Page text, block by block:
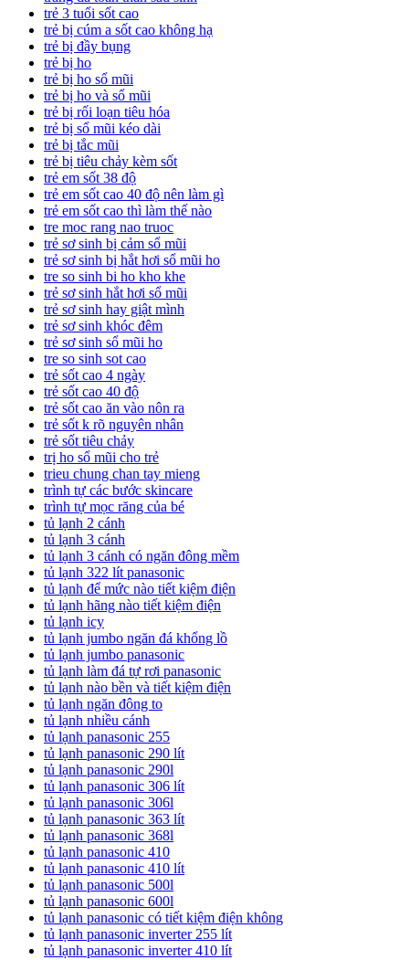
trẻ 3 tuổi sốt cao
trẻ bị cúm a sốt cao không hạ
trẻ bị đầy bụng
trẻ bị ho
trẻ bị ho sổ mũi
trẻ bị ho và sổ mũi
trẻ bị rối loạn tiêu hóa
trẻ bị sổ mũi kéo dài
trẻ bị tắc mũi
trẻ bị tiêu chảy kèm sốt
trẻ em sốt 38 độ
trẻ em sốt cao 40 độ nên làm gì
trẻ em sốt cao thì làm thế nào
tre moc rang nao truoc
trẻ sơ sinh bị cảm sổ mũi
trẻ sơ sinh bị hắt hơi sổ mũi ho
tre so sinh bi ho kho khe
trẻ sơ sinh hắt hơi sổ mũi
trẻ sơ sinh hay giật mình
trẻ sơ sinh khóc đêm
trẻ sơ sinh sổ mũi ho
tre so sinh sot cao
trẻ sốt cao 4 ngày
trẻ sốt cao 40 độ
trẻ sốt cao ăn vào nôn ra
trẻ sốt k rõ nguyên nhân
trẻ sốt tiêu chảy
trị ho sổ mũi cho trẻ
trieu chung chan tay mieng
trình tự các bước skincare
trình tự mọc răng của bé
tủ lạnh 2 cánh
tủ lạnh 3 cánh
tủ lạnh 3 cánh có ngăn đông mềm
tủ lạnh 322 lít panasonic
tủ lạnh để mức nào tiết kiệm điện
tủ lạnh hãng nào tiết kiệm điện
tủ lạnh icy
tủ lạnh jumbo ngăn đá khổng lồ
tủ lạnh jumbo panasonic
tủ lạnh làm đá tự rơi panasonic
tủ lạnh nào bền và tiết kiệm điện
tủ lạnh ngăn đông to
tủ lạnh nhiều cánh
tủ lạnh panasonic 255
tủ lạnh panasonic 290 lít
tủ lạnh panasonic 290l
tủ lạnh panasonic 306 lít
tủ lạnh panasonic 306l
tủ lạnh panasonic 363 lít
tủ lạnh panasonic 368l
tủ lạnh panasonic 410
tủ lạnh panasonic 410 lít
tủ lạnh panasonic 500l
tủ lạnh panasonic 600l
tủ lạnh panasonic có tiết kiệm điện không
tủ lạnh panasonic inverter 255 lít
tủ lạnh panasonic inverter 410 lít